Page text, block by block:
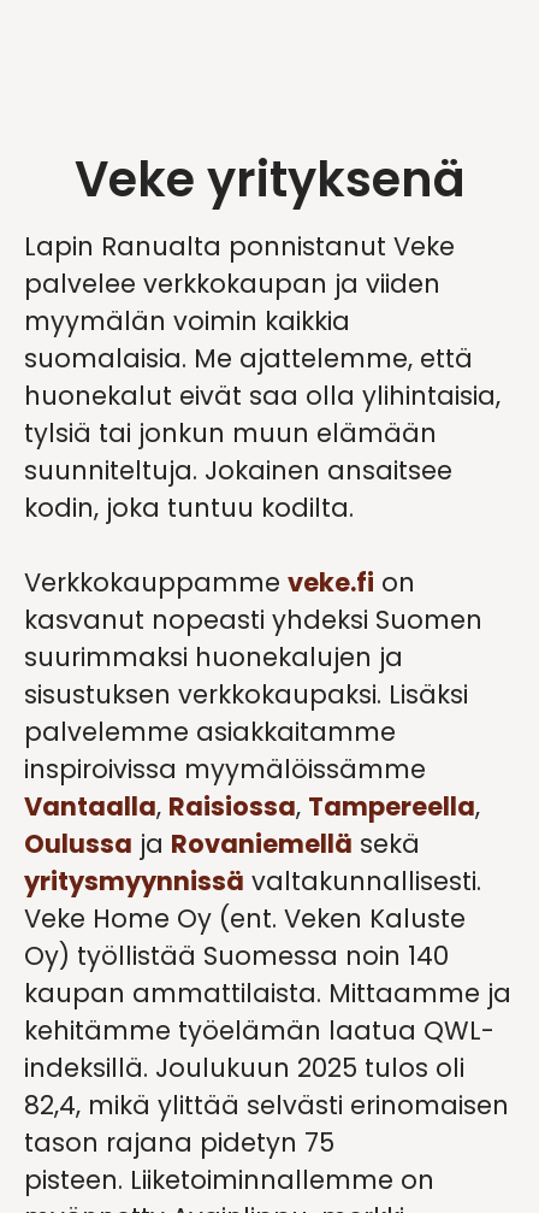
Veke yrityksenä
Lapin Ranualta ponnistanut Veke
palvelee verkkokaupan ja viiden
myymälän voimin kaikkia
suomalaisia. Me ajattelemme, että
huonekalut eivät saa olla ylihintaisia,
tylsiä tai jonkun muun elämään
suunniteltuja. Jokainen ansaitsee
kodin, joka tuntuu kodilta.
Verkkokauppamme veke.fi on
kasvanut nopeasti yhdeksi Suomen
suurimmaksi huonekalujen ja
sisustuksen verkkokaupaksi. Lisäksi
palvelemme asiakkaitamme
inspiroivissa myymälöissämme
Vantaalla, Raisiossa, Tampereella,
Oulussa ja Rovaniemellä sekä
yritysmyynnissä valtakunnallisesti.
Veke Home Oy (ent. Veken Kaluste
Oy) työllistää Suomessa noin 140
kaupan ammattilaista. Mittaamme ja
kehitämme työelämän laatua QWL-
indeksillä. Joulukuun 2025 tulos oli
82,4, mikä ylittää selvästi erinomaisen
tason rajana pidetyn 75
pisteen. Liiketoiminnallemme on